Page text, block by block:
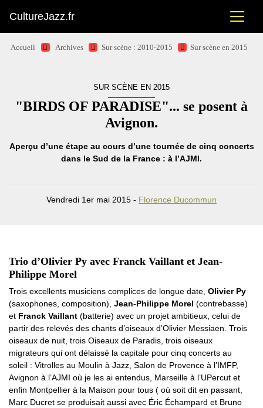
CultureJazz.fr
Accueil Archives Sur scène : 2010-2015 Sur scène en 2015
SUR SCÈNE EN 2015
"BIRDS OF PARADISE"... se posent à
Avignon.
Aperçu d’une étape au cours d’une tournée de cinq concerts
dans le Sud de la France : à l’AJMI.
Vendredi 1er mai 2015 - Florence Ducommun
Trio d’Olivier Py avec Franck Vaillant et Jean-
Philippe Morel
Trois excellents musiciens complices de longue date, Olivier Py
(saxophones, composition), Jean-Philippe Morel (contrebasse)
et Franck Vaillant (batterie) avec un projet ambitieux, celui de
partir des relevés des chants d’oiseaux d’Olivier Messiaen. Trois
oiseaux de nuit, trois Oiseaux de Paradis, trois oiseaux
migrateurs qui ont délaissé la capitale pour cinq concerts au
soleil : Vitrolles au Moulin à Jazz, Salon de Provence à l’IMFP,
Avignon à l’AJMI où je les ai entendus, Marseille à l’UPercut et
enfin Montpellier à la Maison pour tous ( où soit dit en passant,
Marc Ducret se produisait aussi avec Éric Échampard et Bruno